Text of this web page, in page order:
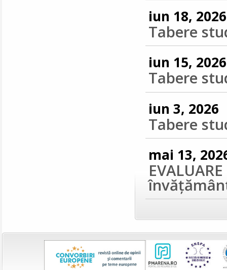
iun 18, 2026
Tabere
iun 15, 2026
Tabere
iun 3, 2026
Tabere
mai 13,